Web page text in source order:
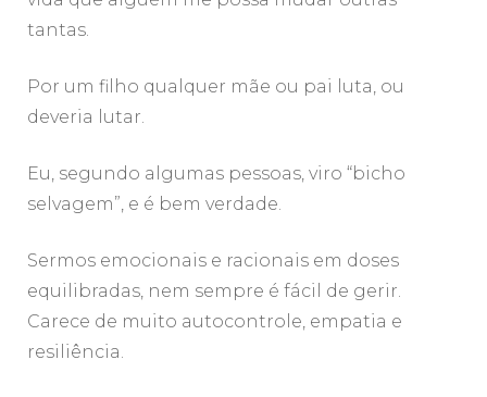
tantas.
Por um filho qualquer mãe ou pai luta, ou
deveria lutar.
Eu, segundo algumas pessoas, viro “bicho
selvagem”, e é bem verdade.
Sermos emocionais e racionais em doses
equilibradas, nem sempre é fácil de gerir.
Carece de muito autocontrole, empatia e
resiliência.